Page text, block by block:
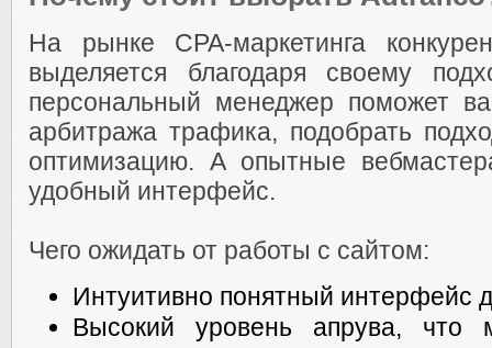
На рынке CPA-маркетинга
выделяется благодаря своему
персональный менеджер поможет
арбитража трафика, подобрать
оптимизацию. А опытные
удобный интерфейс.
Чего ожидать от работы с сайтом:
Интуитивно понятный интерфейс
Высокий уровень апрува, что